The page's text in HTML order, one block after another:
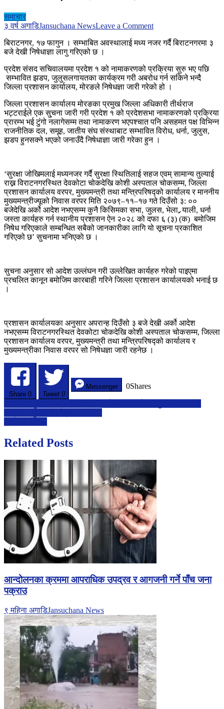
समाचार
३ वर्ष अगाडिJansuchana NewsLeave a Commenton
३
निषेधाज्ञा
बिराटनगर, १७ फागुन । सम्भाबित अवस्थालाई मध्य नजर गर्दै बिराटनगरमा ३
बजे देखी निषेधाज्ञा लागु गरिएको छ ।
प्रदेश संसद सचिवालयमा प्रदेश १ को नामाकरणको प्रक्रिया सुरु भए पछि
सम्भावित झडप, जुलुसलगायतका कार्यक्रम गरी अबरोध गर्न सकिने भन्दै
जिल्ला प्रशासन कार्यालय, मोरङले निषेधज्ञा जारी गरेको हो ।
जिल्ला प्रशासन कार्यालय मोरङका प्रमुख जिल्ला अधिकारी तीर्थराज
भट्टराईले एक सु्चना जारी गरी प्रदेश १ को प्रदेशसभा नामाकरणको प्रक्रिया
प्रारम्भ भई टुंगो नलागेसम्म तथा नामाकरण भएपश्चात पनि असहमत पक्ष विभिन्न
राजनीतिक दल, समूह, जातीय संघ संस्थाबाट सम्भावित विरोध, धर्ना, जुलुस,
झडप हुनसक्ने भएको जनाउँदै निषेधाज्ञा जारी गरेका हुन ।
‘सुरक्षा जोखिमलाई मध्यनजर गर्दै सुरक्षा स्थितिलाई सहज एवम् सामान्य तुल्याई
राख्न विराटनगरस्थित देवकोटा चोकदेखि कोशी अस्पताल चोकसम्म, जिल्ला
प्रशासन कार्यालय वरपर, मुख्यमन्त्री तथा मन्त्रिपरिषद्को कार्यालय र माननीय
मुख्यमन्त्रीज्यूको निवास वरपर मिति २०७९–११–१७ गते दिउँसो ३: ००
बजेदेखि अर्को आदेश नभएसम्म कुनै किसिमका सभा, जुलस, भेला, र्‍याली, धर्ना
जस्ता कार्यहरु गर्न स्थानीय प्रशासन ऐन २०२८ को दफा ६ (३) (क) बमोजिम
निषेध गरिएकाले सम्बन्धित सबैको जानकारीका लागि यो सूचना प्रकाशित
गरिएको छ’ सुचनामा भनिएकाे छ ।
सुचना अनुसार सो आदेश उल्लंघन गरी उल्लेखित कार्यहरु गरेको पाइएमा
प्रचलित कानून बमोजिम कारबाही गरिने जिल्ला प्रशासन कार्यालयको भनाई छ
।
प्रशासन कार्यालयका अनुसार अपरान्ह दिउँसो ३ बजे देखी अर्को आदेश
नभएसम्म विराटनगरस्थित देवकोटा चोकदेखि कोशी अस्पताल चोकसम्म, जिल्ला
प्रशासन कार्यालय वरपर, मुख्यमन्त्री तथा मन्त्रिपरिषद्को कार्यालय र
मुख्यमन्त्रीका निवास वरपर सो निषेधज्ञा जारी रहनेछ ।
Share 0 Tweet 0
Messenger 0Shares
Post
navigation
Related Posts
आन्दोलनका क्रममा आपराधिक उपद्रव र आगजनी गर्ने पाँच जना
पक्राउ
९ महिना अगाडिJansuchana News